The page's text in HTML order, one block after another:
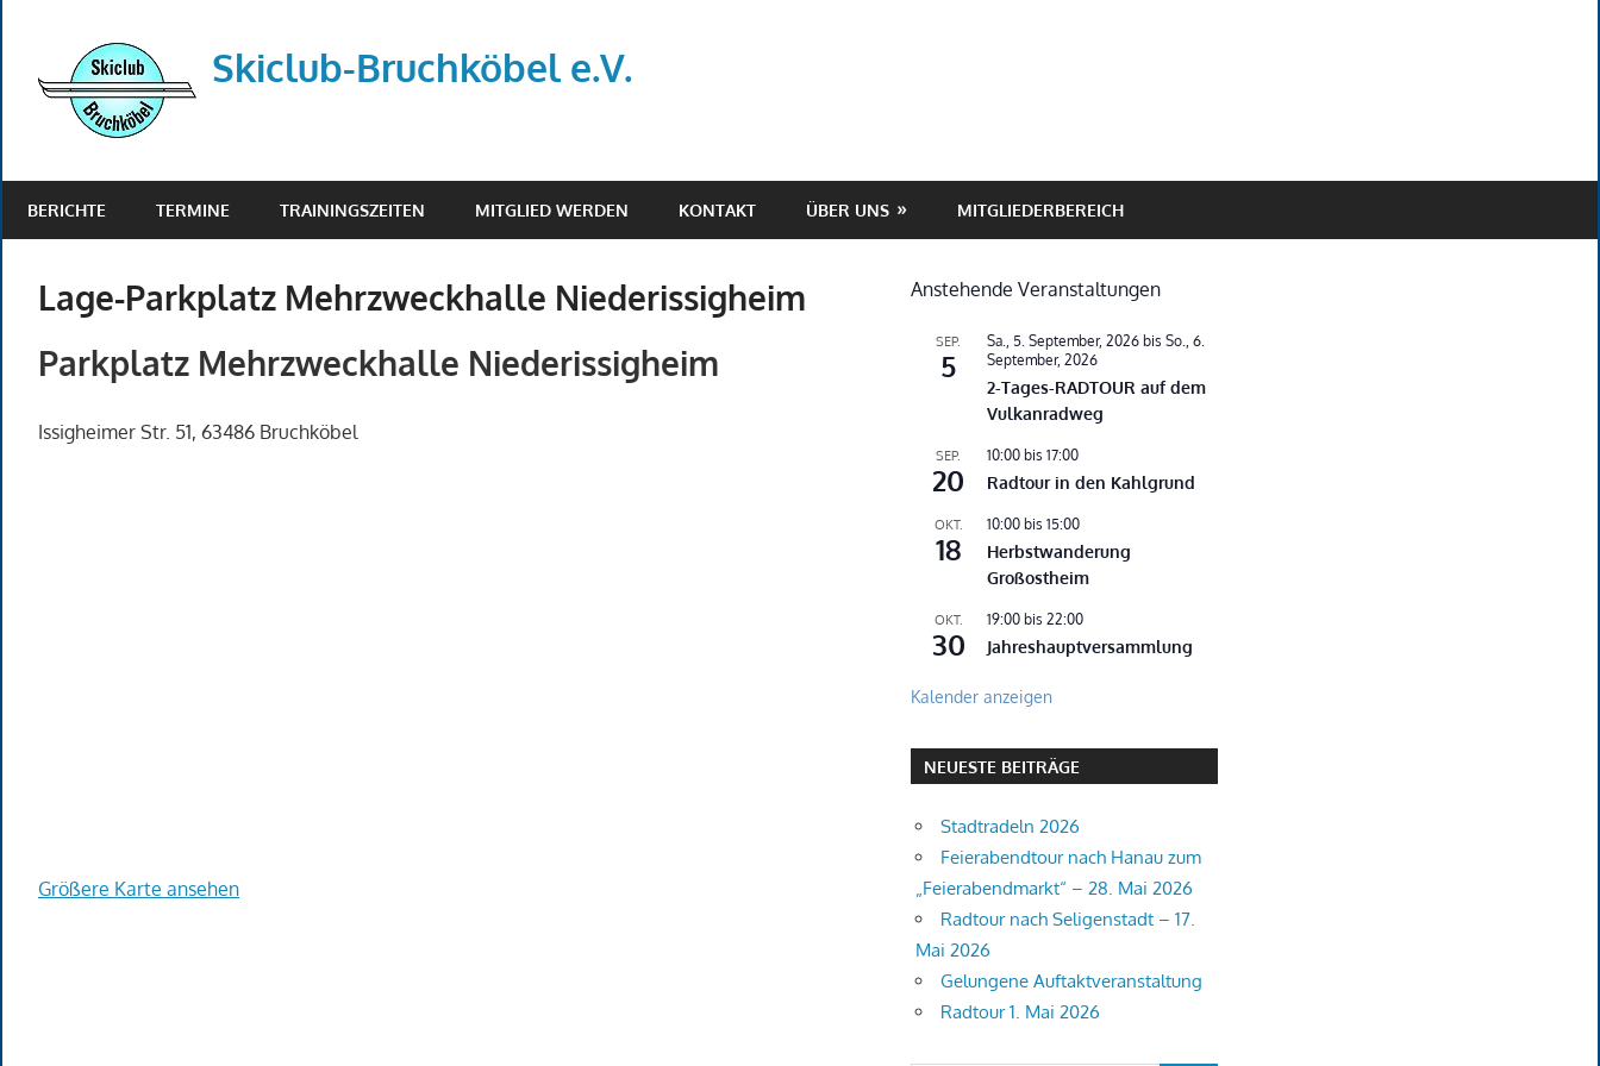
springen
Skiclub-Bruchköbel e.V.
BERICHTE TERMINE TRAININGSZEITEN MITGLIED WERDEN KONTAKT ÜBER UNS MITGLIEDERBEREICH
Lage-Parkplatz Mehrzweckhalle Niederissigheim
Parkplatz Mehrzweckhalle Niederissigheim
Issigheimer Str. 51, 63486 Bruchköbel
Größere Karte ansehen
Anstehende Veranstaltungen
SEP.
5
Sa., 5. September, 2026bis So., 6.
September, 2026
2-Tages-RADTOUR auf dem
Vulkanradweg
SEP.
20
10:00bis 17:00
Radtour in den Kahlgrund
OKT.
18
10:00bis 15:00
Herbstwanderung
Großostheim
OKT.
30
19:00bis 22:00
Jahreshauptversammlung
Kalender anzeigen
NEUESTE BEITRÄGE
Stadtradeln 2026
Feierabendtour nach Hanau zum
„Feierabendmarkt“ – 28. Mai 2026
Radtour nach Seligenstadt – 17.
Mai 2026
Gelungene Auftaktveranstaltung
Radtour 1. Mai 2026